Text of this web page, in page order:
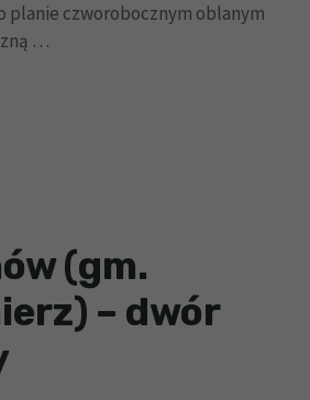
planie czworobocznym oblanym
…
(gm.
– dwór